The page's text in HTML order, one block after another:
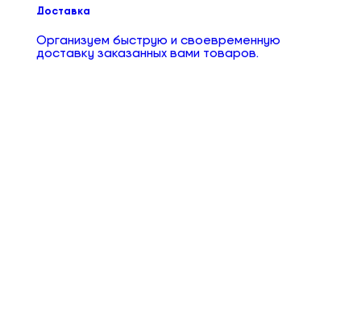
Доставка
Организуем быструю и своевременную
доставку заказанных вами товаров.